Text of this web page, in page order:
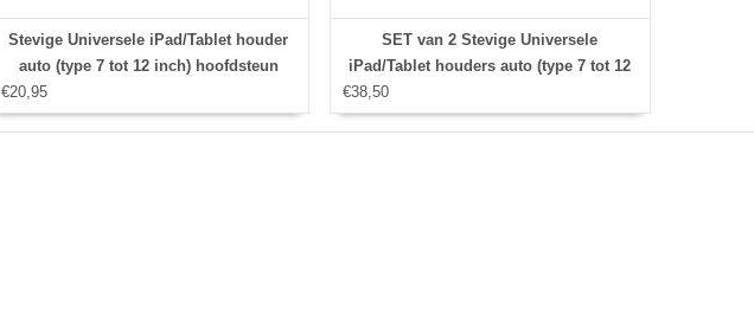
Stevige Universele iPad/Tablet houder
auto (type 7 tot 12 inch) hoofdsteun
houder 360 graden draaibaar Met Stylus
pen, Hoesjes apple iPad
€20,95
SET van 2 Stevige Universele
iPad/Tablet houders auto (type 7 tot 12
inch) hoofdsteun houders inclusief 2
Stylus Pennen, geschikt voor hoesjes
€38,50